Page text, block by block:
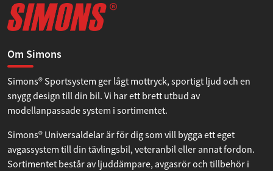
Om Simons
Simons® Sportsystem ger lågt mottryck, sportigt ljud och en
snygg design till din bil. Vi har ett brett utbud av
modellanpassade system i sortimentet.
Simons® Universaldelar är för dig som vill bygga ett eget
avgassystem till din tävlingsbil, veteranbil eller annat fordon.
Sortimentet består av ljuddämpare, avgasrör och tillbehör i